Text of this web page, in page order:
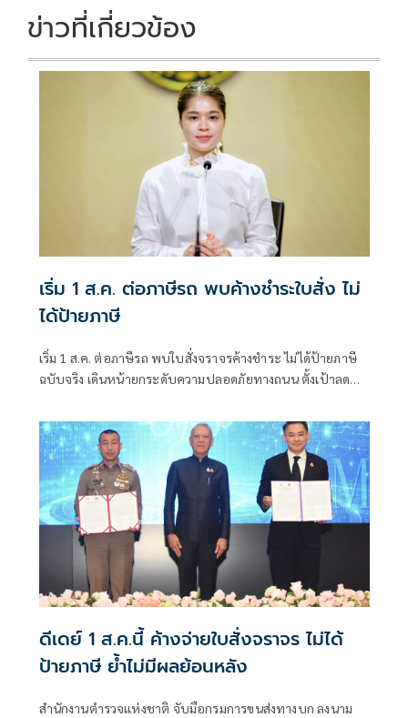
k k
ข่าวที่เกี่ยวข้อง
เริ่ม 1 ส.ค. ต่อภาษีรถ พบค้างชำระใบสั่ง ไม่
ได้ป้ายภาษี
เริ่ม 1 ส.ค. ต่อภาษีรถ พบใบสั่งจราจรค้างชำระ ไม่ได้ป้ายภาษี
ฉบับจริง เดินหน้ายกระดับความปลอดภัยทางถนน ตั้งเป้าลดผู้
ดีเดย์ 1 ส.ค.นี้ ค้างจ่ายใบสั่งจราจร ไม่ได้
ป้ายภาษี ย้ำไม่มีผลย้อนหลัง
สำนักงานตำรวจแห่งชาติ จับมือกรมการขนส่งทางบก ลงนาม